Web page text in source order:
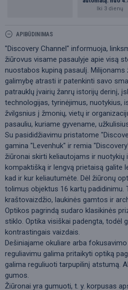
Iki 3 dienų
APIBŪDINIMAS
"Discovery Channel" informuoja,
žiūrovus visame pasaulyje apie visą
nuostabos kupiną pasaulį. Milijonams
galimybę atrasti ir patenkinti savo
patrauklų įvairių žanrų istorijų derinį,
technologijas, tyrinėjimus, nuotykius,
žvilgsnius į žmonių, vietų ir
pasauliu, kuriame gyvename,
Su pasididžiavimu pristatome
gamina "Levenhuk" ir remia
žiūronai skirti keliautojams ir nuotykių
kompaktišką ir lengvą prietaisą galite
kad ir kur keliautumėte. Dėl žiūronų
tolimus objektus 16 kartų padidinimu.
kraštovaizdžio, laukinės gamtos ir
Optikos pagrindą sudaro klasikinės
stiklo. Optika visiškai padengta, todėl
kontrastingais vaizdais.
Dešiniajame okuliare arba
reguliavimu galima pritaikyti optiką
galima reguliuoti tarpupilinį atstumą.
gumos.
Žiūronai yra gumuoti, t. y. korpusas